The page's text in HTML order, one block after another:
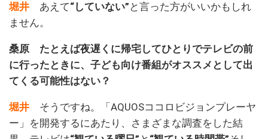
堀井 あえて“していない” と言った方がいいかもしれ
ません。
桑原 たとえば夜遅くに帰宅してひとりでテレビの前
に行ったときに、子ども向け番組がオススメとして出
てくる可能性はない？
堀井 そうですね。「AQUOSココロビジョンプレーヤ
ー」を開発するにあたり、さまざまな調査をした結